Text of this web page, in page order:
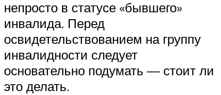
непросто в статусе «бывшего»
инвалида. Перед
освидетельствованием на группу
инвалидности следует
основательно подумать — стоит ли
это делать.